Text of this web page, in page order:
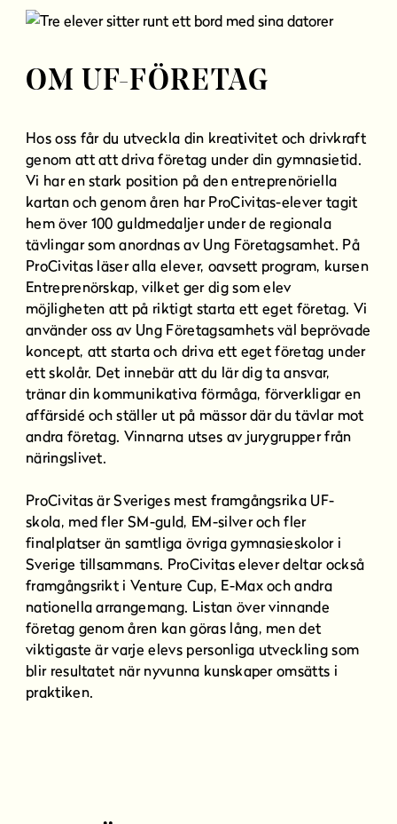
OM UF-FÖRETAG
Hos oss får du utveckla din kreativitet och drivkraft
genom att att driva företag under din gymnasietid.
Vi har en stark position på den entreprenöriella
kartan och genom åren har ProCivitas-elever tagit
hem över 100 guldmedaljer under de regionala
tävlingar som anordnas av Ung Företagsamhet. På
ProCivitas läser alla elever, oavsett program, kursen
Entreprenörskap, vilket ger dig som elev
möjligheten att på riktigt starta ett eget företag. Vi
använder oss av Ung Företagsamhets väl beprövade
koncept, att starta och driva ett eget företag under
ett skolår. Det innebär att du lär dig ta ansvar,
tränar din kommunikativa förmåga, förverkligar en
affärsidé och ställer ut på mässor där du tävlar mot
andra företag. Vinnarna utses av jurygrupper från
näringslivet.
ProCivitas är Sveriges mest framgångsrika UF-
skola, med fler SM-guld, EM-silver och fler
finalplatser än samtliga övriga gymnasieskolor i
Sverige tillsammans. ProCivitas elever deltar också
framgångsrikt i Venture Cup, E-Max och andra
nationella arrangemang. Listan över vinnande
företag genom åren kan göras lång, men det
viktigaste är varje elevs personliga utveckling som
blir resultatet när nyvunna kunskaper omsätts i
praktiken.